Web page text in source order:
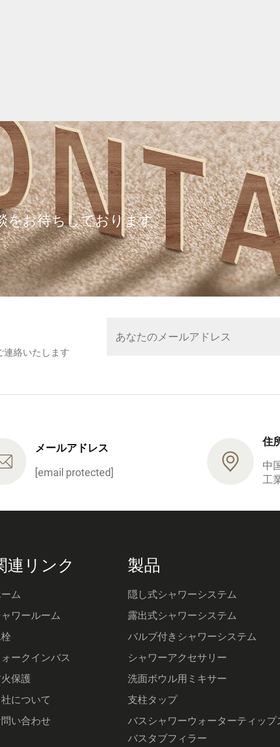
をお待ちしております。
連絡いたします
メールアドレス
[email protected]
住
中
工
連リンク
ム
ャワールーム
ークインバス
保護
について
い合わせ
製品
隠し式シャワーシステム
露出式シャワーシステム
バルブ付きシャワーシステム
シャワーアクセサリー
洗面ボウル用ミキサー
支柱タップ
バスシャワーウォーターティップ
バスタブフィラー